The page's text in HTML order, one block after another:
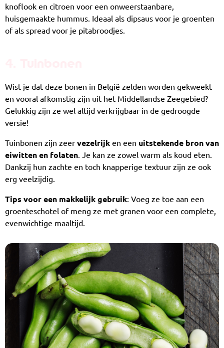
knoflook en citroen voor een onweerstaanbare,
huisgemaakte hummus. Ideaal als dipsaus voor je groenten
of als spread voor je pitabroodjes.
Wist je dat deze bonen in België zelden worden gekweekt
en vooral afkomstig zijn uit het Middellandse Zeegebied?
Gelukkig zijn ze wel altijd verkrijgbaar in de gedroogde
versie!
Tuinbonen zijn zeer vezelrijk en een uitstekende bron van
eiwitten en folaten. Je kan ze zowel warm als koud eten.
Dankzij hun zachte en toch knapperige textuur zijn ze ook
erg veelzijdig.
Tips voor een makkelijk gebruik: Voeg ze toe aan een
groenteschotel of meng ze met granen voor een complete,
evenwichtige maaltijd.